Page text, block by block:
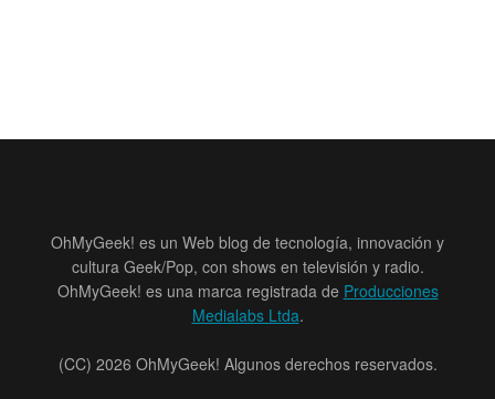
OhMyGeek! es un Web blog de tecnología, innovación y
cultura Geek/Pop, con shows en televisión y radio.
OhMyGeek! es una marca registrada de Producciones
Medialabs Ltda.
(CC) 2026 OhMyGeek! Algunos derechos reservados.